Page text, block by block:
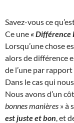
Savez-vous ce
Ce une « Différence
Lorsqu’une chose
alors de différence
de l’une par
Dans le cas qui
Nous avons d’un
bonnes manières » à
est juste et bon , et